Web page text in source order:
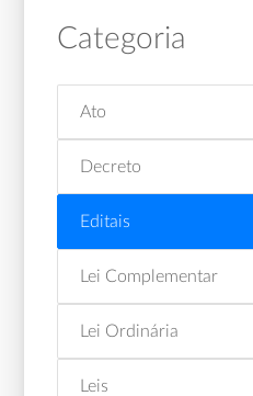
Categoria
Ato
Decreto
Editais
Lei Complementar
Lei Ordinária
Leis